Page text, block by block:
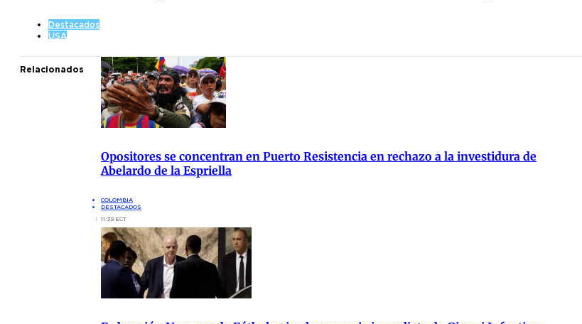
Destacados
USA
Relacionados
Opositores se concentran en Puerto Resistencia en rechazo a la investidura de
Abelardo de la Espriella
COLOMBIA
DESTACADOS
11:39 ECT